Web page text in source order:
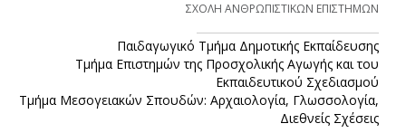
ΣΧΟΛΗ ΑΝΘΡΩΠΙΣΤΙΚΩΝ ΕΠΙΣΤΗΜΩΝ
Παιδαγωγικό Τμήμα Δημοτικής Εκπαίδευσης
Τμήμα Επιστημών της Προσχολικής Αγωγής και του
Εκπαιδευτικού Σχεδιασμού
Τμήμα Μεσογειακών Σπουδών: Αρχαιολογία, Γλωσσολογία,
Διεθνείς Σχέσεις